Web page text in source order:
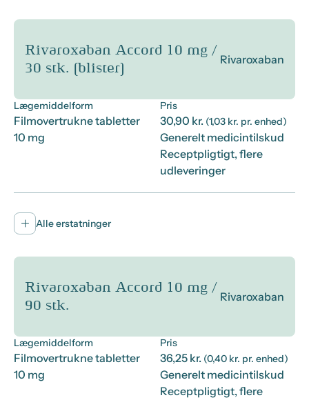
Rivaroxaban Accord 10 mg /
30 stk. (blister)
Rivaroxaban
Lægemiddelform
Filmovertrukne tabletter
10 mg
Pris
30,90 kr. (1,03 kr. pr. enhed)
Generelt medicintilskud
Receptpligtigt, flere
udleveringer
Alle erstatninger
Rivaroxaban Accord 10 mg /
90 stk.
Rivaroxaban
Lægemiddelform
Filmovertrukne tabletter
10 mg
Pris
36,25 kr. (0,40 kr. pr. enhed)
Generelt medicintilskud
Receptpligtigt, flere